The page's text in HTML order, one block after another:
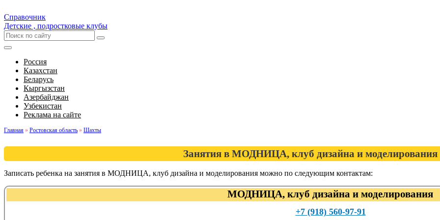
Справочник
Детские , подростковые клубы
Россия
Казахстан
Беларусь
Кыргызстан
Азербайджан
Узбекистан
Реклама на сайте
Главная » Ростовская область » Шахты
Занятия в МОДНИЦА, клуб дизайна и
Записать ребенка на занятия в МОДНИЦА, клуб дизайна и моделирования можно по следующим контактам:
МОДНИЦА, клуб дизайна и моделирования
+7 (918) 560-97-91